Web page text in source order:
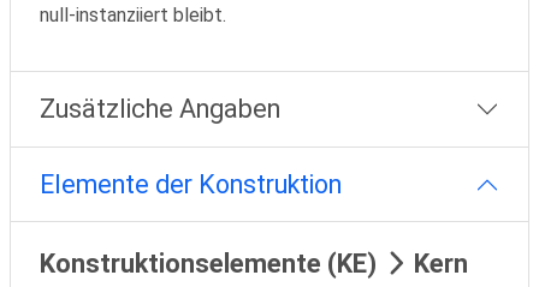
null-instanziiert bleibt.
Zusätzliche Angaben
Elemente der Konstruktion
Konstruktionselemente (KE)
Kern